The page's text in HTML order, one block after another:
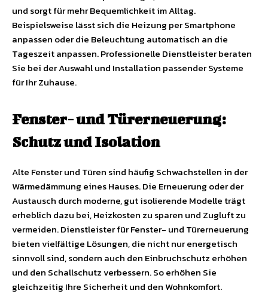
und sorgt für mehr Bequemlichkeit im Alltag.
Beispielsweise lässt sich die Heizung per Smartphone
anpassen oder die Beleuchtung automatisch an die
Tageszeit anpassen. Professionelle Dienstleister beraten
Sie bei der Auswahl und Installation passender Systeme
für Ihr Zuhause.
Fenster- und Türerneuerung:
Schutz und Isolation
Alte Fenster und Türen sind häufig Schwachstellen in der
Wärmedämmung eines Hauses. Die Erneuerung oder der
Austausch durch moderne, gut isolierende Modelle trägt
erheblich dazu bei, Heizkosten zu sparen und Zugluft zu
vermeiden. Dienstleister für Fenster- und Türerneuerung
bieten vielfältige Lösungen, die nicht nur energetisch
sinnvoll sind, sondern auch den Einbruchschutz erhöhen
und den Schallschutz verbessern. So erhöhen Sie
gleichzeitig Ihre Sicherheit und den Wohnkomfort.